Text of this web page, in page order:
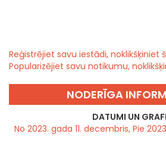
Reģistrējiet savu iestādi, noklikšķiniet
Popularizējiet savu notikumu,
NODERĪGA
DATUMI UN
No 2023. gada 11. decembris, Pie